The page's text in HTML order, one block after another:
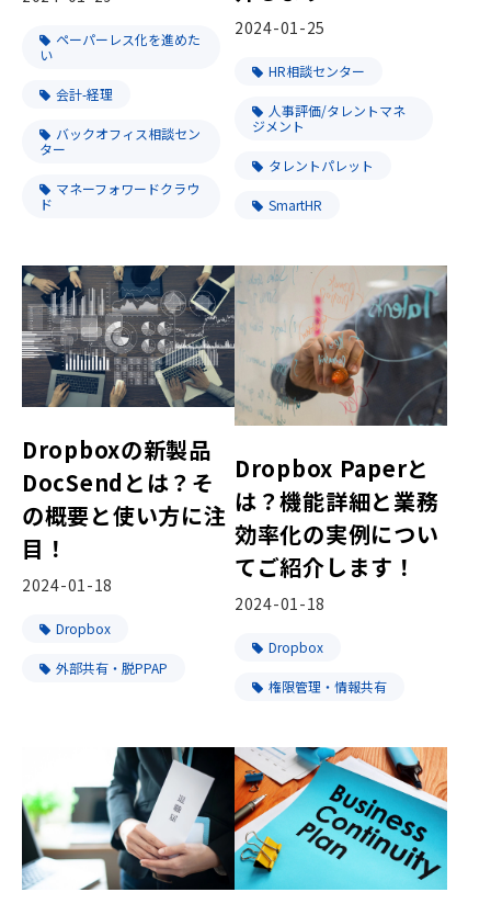
ペーパーレス化を進めた
い
会計-経理
バックオフィス相談セン
ター
マネーフォワードクラウ
ド
2024-01-25
HR相談センター
人事評価/タレントマネ
ジメント
タレントパレット
SmartHR
Dropboxの新製品
DocSendとは？そ
の概要と使い方に注
目！
2024-01-18
Dropbox
外部共有・脱PPAP
Dropbox Paperと
は？機能詳細と業務
効率化の実例につい
てご紹介します！
2024-01-18
Dropbox
権限管理・情報共有